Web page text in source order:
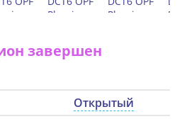
завершен
Открытый